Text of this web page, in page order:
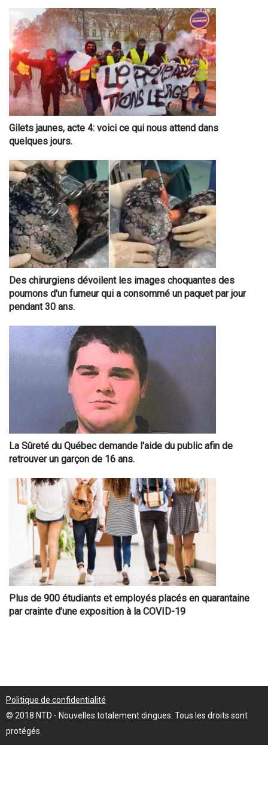
Gilets jaunes, acte 4: voici ce qui nous attend dans
quelques jours.
Des chirurgiens dévoilent les images choquantes des
poumons d'un fumeur qui a consommé un paquet par jour
pendant 30 ans.
La Sûreté du Québec demande l'aide du public afin de
retrouver un garçon de 16 ans.
Plus de 900 étudiants et employés placés en quarantaine
par crainte d’une exposition à la COVID-19
Politique de confidentialité
© 2018 NTD - Nouvelles totalement dingues. Tous les droits sont
protégés.